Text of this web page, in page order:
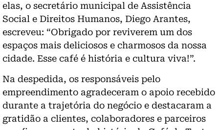
elas, o secretário municipal de Assistência
Social e Direitos Humanos, Diego Arantes,
escreveu: “Obrigado por reviverem um dos
espaços mais deliciosos e charmosos da nossa
cidade. Esse café é história e cultura viva!”.
Na despedida, os responsáveis pelo
empreendimento agradeceram o apoio recebido
durante a trajetória do negócio e destacaram a
gratidão a clientes, colaboradores e parceiros